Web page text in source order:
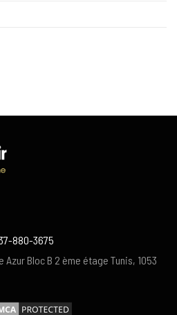
880-3675
Azur Bloc B 2 ème étage Tunis, 1053